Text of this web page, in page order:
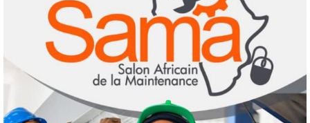
2 3 août 2026
3
Agenda 2063
Au Soudan, des mères marchent des
kilomètres pour sauver leurs enfants de la
malnutrition